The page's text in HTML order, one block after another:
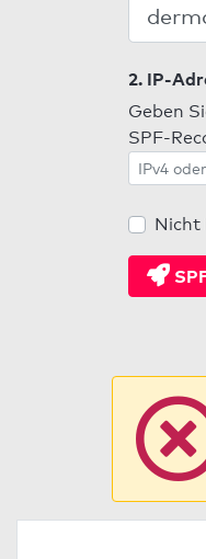
2. IP-
Geben
SPF-
Nicht